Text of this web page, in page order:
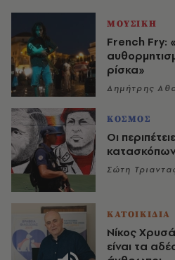
ΜΟΥΣΙΚΗ
French Fry:
ρίσκα»
Δημήτρης
ΚΟΣΜΟΣ
Οι
κατασκόπων
Σώτη
ΚΑΤΟΙΚΙΔΙΑ
Νίκος
είναι τα